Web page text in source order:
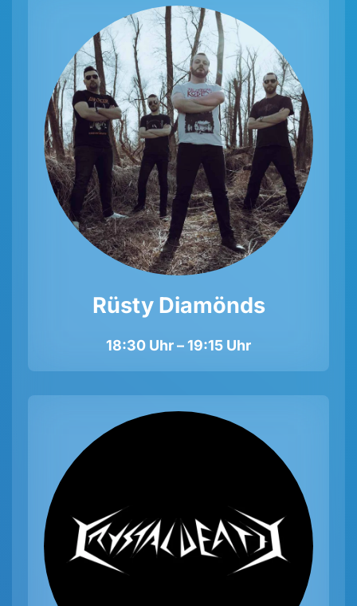
Rüsty Diamönds
18:30 Uhr – 19:15 Uhr